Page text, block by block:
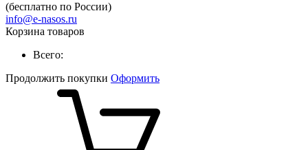
(бесплатно по России)
info@e-nasos.ru
Корзина товаров
Всего:
Продолжить покупки Оформить